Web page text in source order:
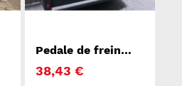
Pedale de frein
38,43 €